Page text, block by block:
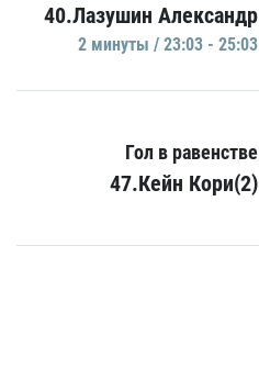
40.Лазушин Александр
2 минуты / 23:03 - 25:03
Гол в равенстве
47.Кейн Кори(2)